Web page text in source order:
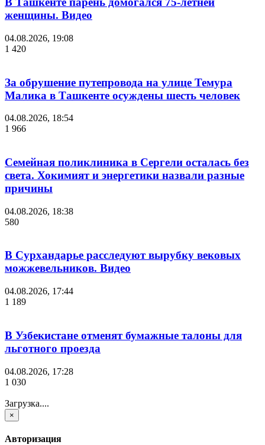
женщины. Видео
04.08.2026, 19:08
1 420
За обрушение путепровода на улице Темура
Малика в Ташкенте осуждены шесть человек
04.08.2026, 18:54
1 966
Семейная поликлиника в Сергели осталась без
света. Хокимият и энергетики назвали разные
причины
04.08.2026, 18:38
580
В Сурхандарье расследуют вырубку вековых
можжевельников. Видео
04.08.2026, 17:44
1 189
В Узбекистане отменят бумажные талоны для
льготного проезда
04.08.2026, 17:28
1 030
Загрузка....
×
Авторизация